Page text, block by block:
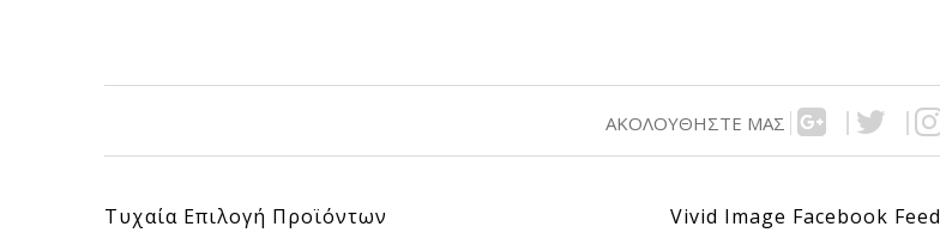
ΑΚΟΛΟΥΘΉΣΤΕ ΜΑΣ
Τυχαία Επιλογή Προϊόντων Vivid Image Facebook Feed